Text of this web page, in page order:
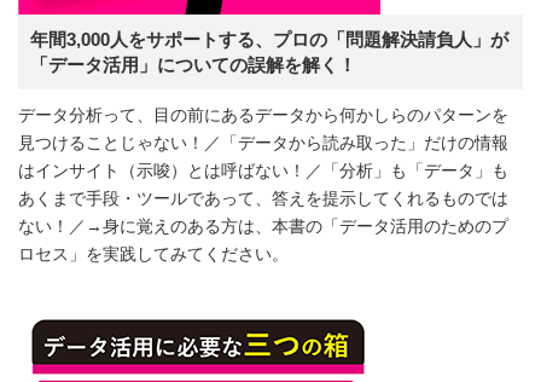
年間3,000人をサポートする、プロの「問題解決請負人」が
「データ活用」についての誤解を解く！
データ分析って、目の前にあるデータから何かしらのパターンを
見つけることじゃない！／「データから読み取った」だけの情報
はインサイト（示唆）とは呼ばない！／「分析」も「データ」も
あくまで手段・ツールであって、答えを提示してくれるものでは
ない！／→身に覚えのある方は、本書の「データ活用のためのプ
ロセス」を実践してみてください。